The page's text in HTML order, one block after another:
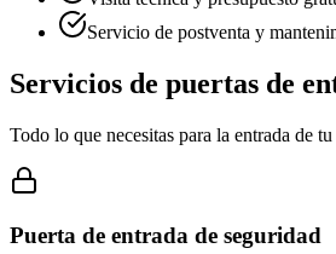
Servicio de postventa y
Servicios de puertas de
Todo lo que necesitas para la entrada de
Puerta de entrada de seguridad